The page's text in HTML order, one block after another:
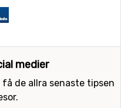
medier
få de allra senaste tipsen